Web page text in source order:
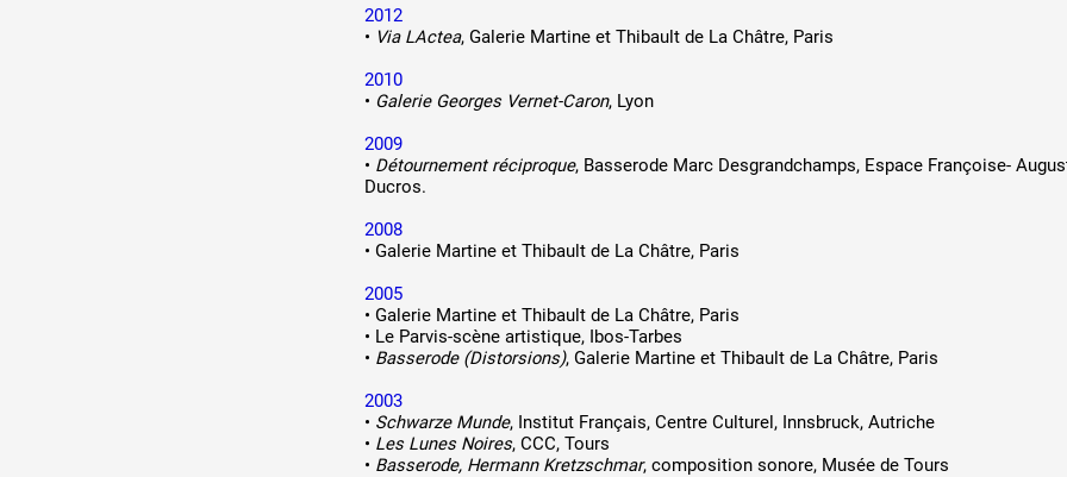
Production vidéo
1% œuvres dans l'espace public
Réseau documents d'artistes
2012
• Via LActea, Galerie Martine et Thibault de La Châtre, Paris
2010
• Galerie Georges Vernet-Caron, Lyon
2009
• Détournement réciproque, Basserode Marc Desgrandchamps, Espace Françoise-
Ducros.
2008
• Galerie Martine et Thibault de La Châtre, Paris
2005
• Galerie Martine et Thibault de La Châtre, Paris
• Le Parvis-scène artistique, Ibos-Tarbes
• Basserode (Distorsions), Galerie Martine et Thibault de La Châtre, Paris
2003
• Schwarze Munde, Institut Français, Centre Culturel, Innsbruck, Autriche
• Les Lunes Noires, CCC, Tours
• Basserode, Hermann Kretzschmar, composition sonore, Musée de Tours